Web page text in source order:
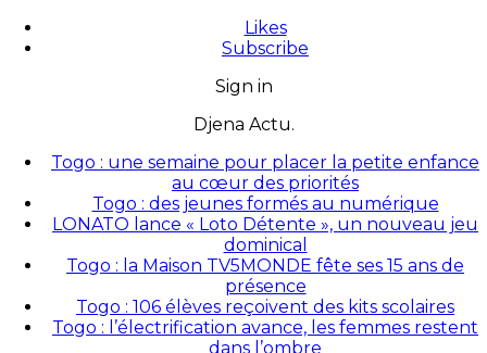
Likes
Subscribe
Sign in
Djena Actu.
Togo : une semaine pour placer la petite enfance
au cœur des priorités
Togo : des jeunes formés au numérique
LONATO lance « Loto Détente », un nouveau jeu
dominical
Togo : la Maison TV5MONDE fête ses 15 ans de
présence
Togo : 106 élèves reçoivent des kits scolaires
Togo : l’électrification avance, les femmes restent
dans l’ombre